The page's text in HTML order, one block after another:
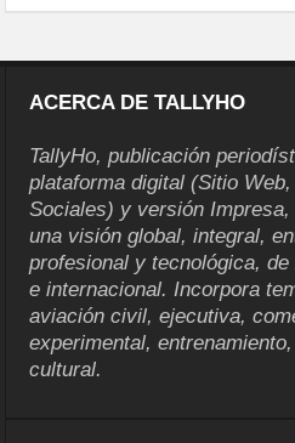
ACERCA DE TALLYHO
TallyHo, publicación
plataforma digital (Sitio
Sociales) y versión
una visión global, integral,
profesional y tecnológica,
e internacional. Incorpora
aviación civil, ejecutiva,
experimental,
cultural.